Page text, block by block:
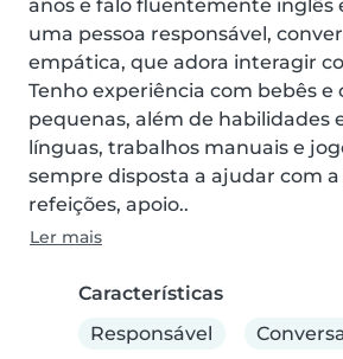
anos e falo fluentemente inglês
uma pessoa responsável,
empática, que adora interagir
Tenho experiência com bebês e
pequenas, além de habilidades
línguas, trabalhos manuais e
sempre disposta a ajudar com
refeições, apoio..
Ler mais
Características
Responsável